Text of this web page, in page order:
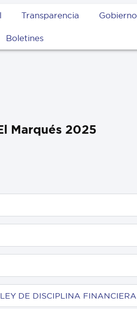
Transparencia Gobierno
Boletines
Marqués 2025
DE DISCIPLINA FINANCIERA